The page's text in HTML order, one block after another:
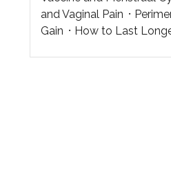
and Vaginal Pain
Gain
How to Last